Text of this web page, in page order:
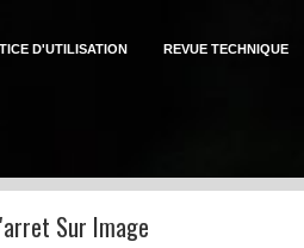
D'UTILISATION REVUE TECHNIQUE
Sur Image